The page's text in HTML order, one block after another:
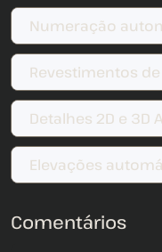
Numeração
Revestimentos
Detalhes 2D e
Elevações
Comentários